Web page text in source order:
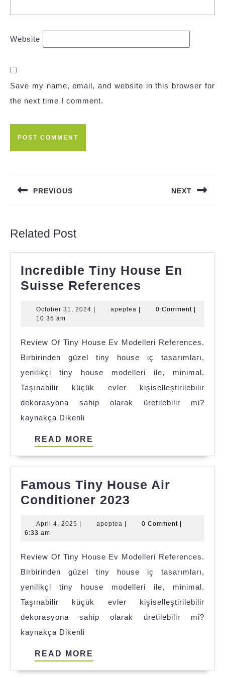
Website
Save my name, email, and website in this browser for
the next time I comment.
PREVIOUS NEXT
Related Post
Incredible Tiny House En
Suisse References
House
Suisse
References
October 31, 2024 Octoberapeptea apeptea0 Comment
10:35 am
Review Of Tiny House Ev Modelleri References.
Birbirinden güzel tiny house iç tasarımları,
yenilikçi tiny house modelleri ile, minimal.
Taşınabilir küçük evler kişiselleştirilebilir
dekorasyona sahip olarak üretilebilir mi?
kaynakça Dikenli
READ MORE
Famous Tiny House Air
Conditioner 2023
House
Conditioner
2023
April 4, 2025 April
| apeptea apeptea
| 0 Comment |
6:33 am
Review Of Tiny House Ev Modelleri References.
Birbirinden güzel tiny house iç tasarımları,
yenilikçi tiny house modelleri ile, minimal.
Taşınabilir küçük evler kişiselleştirilebilir
dekorasyona sahip olarak üretilebilir mi?
kaynakça Dikenli
READ MORE